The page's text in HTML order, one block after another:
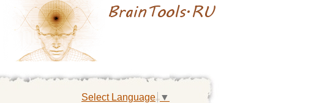
Select Language ▼